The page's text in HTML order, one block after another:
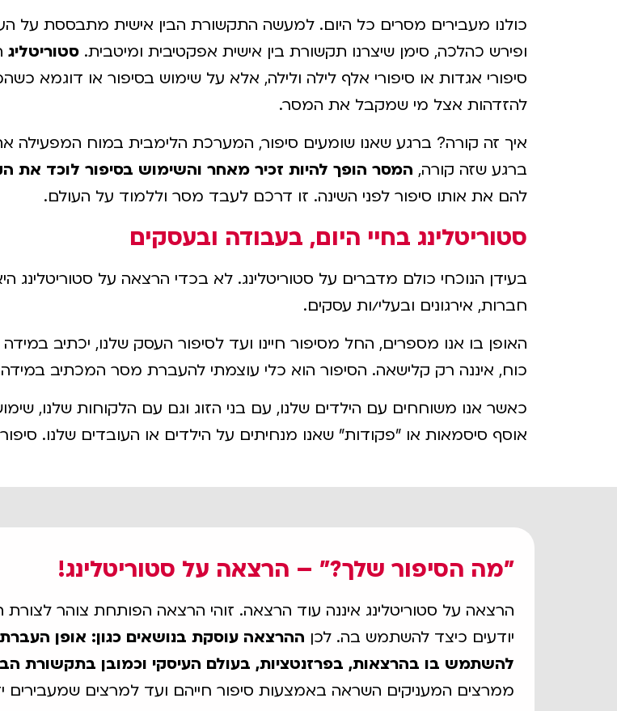
כולנו מעבירים מסרים כל היום. למעשה התקשורת הבין אישית מתבססת על
ופירש כהלכה, סימן שיצרנו תקשורת בין אישית אפקטיבית ומיטבית. סטוריטליג
סיפורי אגדות או סיפורי אלף לילה ולילה, אלא על שימוש בסיפור או דוגמא
להזדהות אצל מי שמקבל את המסר.
איך זה קורה? ברגע שאנו שומעים סיפור, המערכת הלימבית במוח המפעילה
ברגע שזה קורה, המסר הופך להיות זכיר מאחר והשימוש בסיפור לוכד את
להם את אותו סיפור לפני השינה. זו דרכם לעבד מסר וללמוד על העולם.
סטוריטלינג בחיי היום, בעבודה ובעסקים
בעידן הנוכחי כולם מדברים על סטוריטלינג. לא בכדי הרצאה על
חברות, אירגונים ובעלי/ות עסקים.
האופן בו אנו מספרים, החל מסיפור חיינו ועד לסיפור העסק שלנו, יכתיב
כוח, איננה רק קלישאה. הסיפור הוא כלי עוצמתי להעברת מסר המכתיב
כאשר אנו משוחחים עם הילדים שלנו, עם בני הזוג וגם עם הלקוחות שלנו,
אוסף סיסמאות או "פקודות" שאנו מנחיתים על הילדים או העובדים שלנו.
"מה הסיפור שלך?" – הרצאה על סטוריטלינג!
הרצאה על סטוריטלינג איננה עוד הרצאה. זוהי הרצאה הפותחת צוהר
יודעים כיצד להשתמש בה. לכן ההרצאה עוסקת בנושאים כגון: אופן
להשתמש בו בהרצאות, בפרזנטציות, בעולם העיסקי וכמובן בתקשורת
ממרצים המעניקים השראה באמצעות סיפור חייהם ועד למרצים שמעבירים